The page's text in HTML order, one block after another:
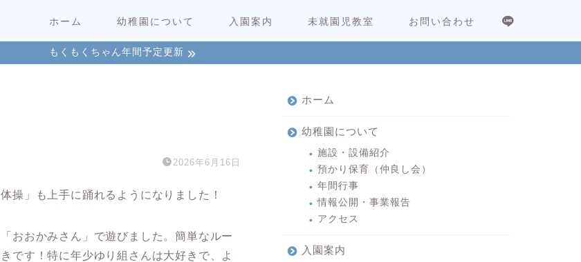
ホーム 幼稚園について 入園案内 未就園児教室 お問い合わせ
もくもくちゃん年間予定更新
2026年6月16日
操」も上手に踊れるようになりました！
おおかみさん」で遊びました。簡単なルー
です！特に年少ゆり組さんは大好きで、よ
ホーム
幼稚園について
施設・設備紹介
預かり保育（仲良し会）
年間行事
情報公開・事業報告
アクセス
入園案内